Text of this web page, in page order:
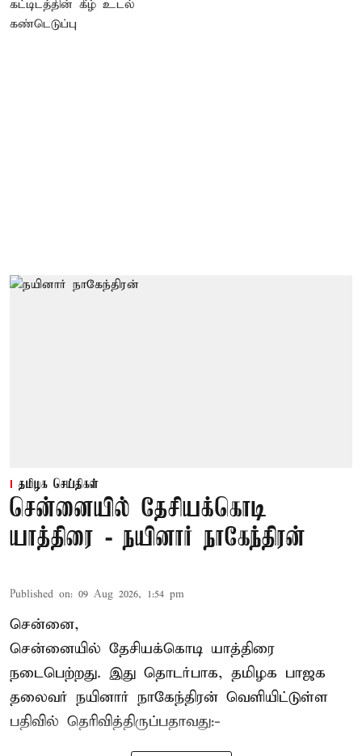
தமிழக செய்திகள்
சென்னையில் தேசியக்கொடி
யாத்திரை - நயினார் நாகேந்திரன்
Published on: 09 Aug 2026, 1:54 pm
சென்னை,
சென்னையில் தேசியக்கொடி யாத்திரை
நடைபெற்றது. இது தொடர்பாக, தமிழக பாஜக
தலைவர் நயினார் நாகேந்திரன் வெளியிட்டுள்ள
பதிவில் தெரிவித்திருப்பதாவது:-